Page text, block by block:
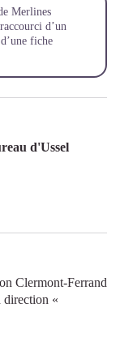
Merlines
d’un
fiche
d'Ussel
Clermont-Ferrand
direction «